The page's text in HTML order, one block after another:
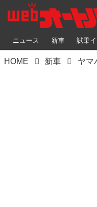
ニュース 新車 試乗
HOME 新車